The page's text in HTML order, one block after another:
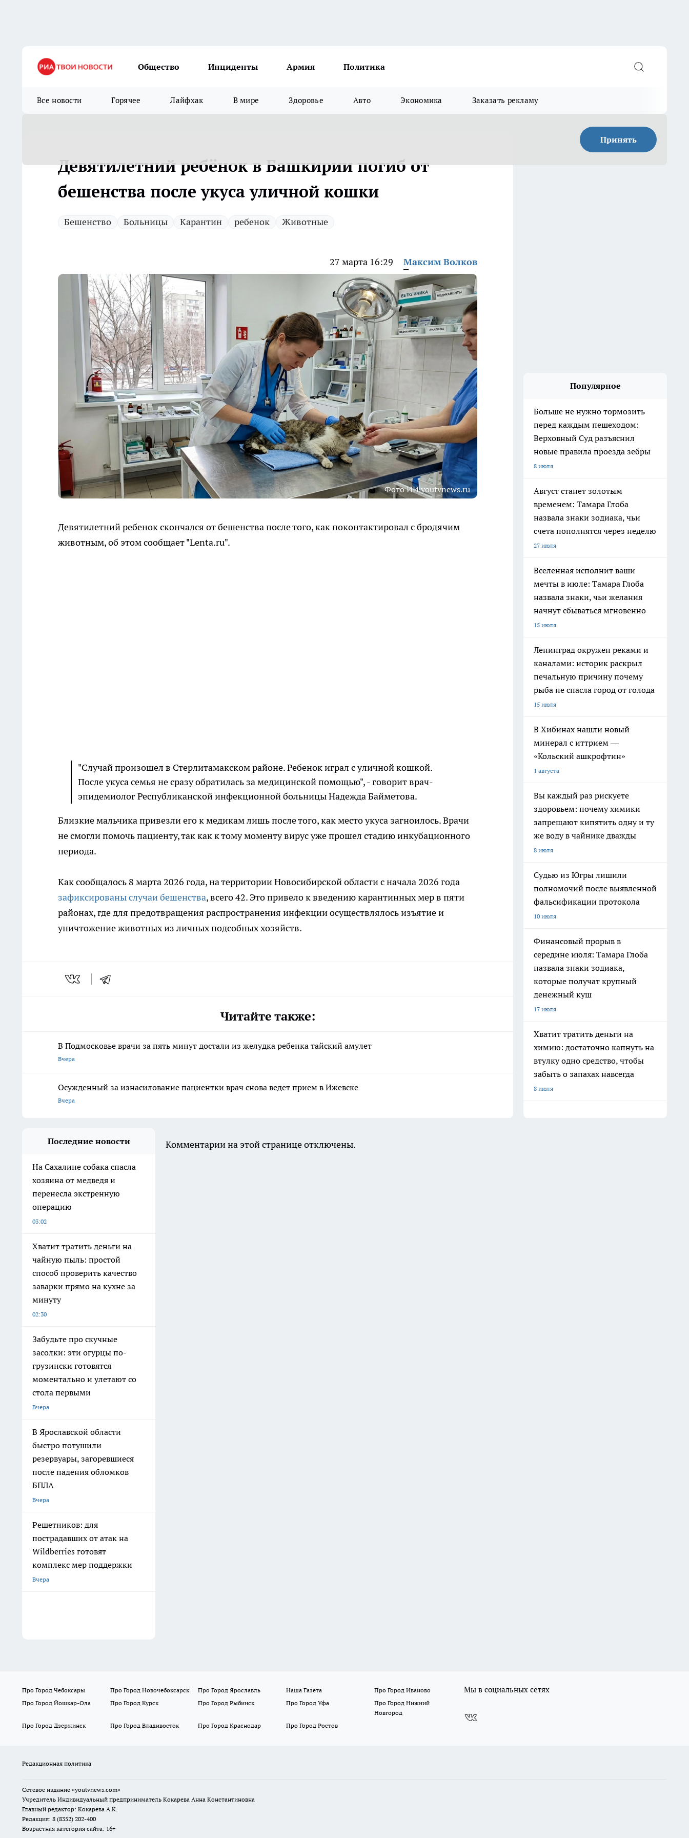
Общество Инциденты Армия Политика
Все новости Горячее Лайфхак В мире Здоровье Авто Экономика Заказать рекламу
Принять
Девятилетний ребёнок в Башкирии погиб от
бешенства после укуса уличной кошки
Бешенство Больницы Карантин ребенок Животные
27 марта 16:29 Максим Волков
Фото ИИ youtvnews.ru
Девятилетний ребенок скончался от бешенства после того, как поконтактировал с бродячим
животным, об этом сообщает "Lenta.ru".
"Случай произошел в Стерлитамакском районе. Ребенок играл с уличной кошкой.
После укуса семья не сразу обратилась за медицинской помощью", - говорит врач-
эпидемиолог Республиканской инфекционной больницы Надежда Байметова.
Близкие мальчика привезли его к медикам лишь после того, как место укуса загноилось. Врачи
не смогли помочь пациенту, так как к тому моменту вирус уже прошел стадию инкубационного
периода.
Как сообщалось 8 марта 2026 года, на территории Новосибирской области с начала 2026 года
зафиксированы случаи бешенства, всего 42. Это привело к введению карантинных мер в пяти
районах, где для предотвращения распространения инфекции осуществлялось изъятие и
уничтожение животных из личных подсобных хозяйств.
Читайте также:
В Подмосковье врачи за пять минут достали из желудка ребенка тайский амулет
Вчера
Осужденный за изнасилование пациентки врач снова ведет прием в Ижевске
Вчера
Популярное
Больше не нужно тормозить
перед каждым пешеходом:
Верховный Суд разъяснил
новые правила проезда зебры
8 июля
Август станет золотым
временем: Тамара Глоба
назвала знаки зодиака, чьи
счета пополнятся через неделю
27 июля
Вселенная исполнит ваши
мечты в июле: Тамара Глоба
назвала знаки, чьи желания
начнут сбываться мгновенно
15 июля
Ленинград окружен реками и
каналами: историк раскрыл
печальную причину почему
рыба не спасла город от голода
15 июля
В Хибинах нашли новый
минерал с иттрием —
«Кольский ашкрофтин»
1 августа
Вы каждый раз рискуете
здоровьем: почему химики
запрещают кипятить одну и ту
же воду в чайнике дважды
8 июля
Судью из Югры лишили
полномочий после выявленной
фальсификации протокола
10 июля
Финансовый прорыв в
середине июля: Тамара Глоба
назвала знаки зодиака,
которые получат крупный
денежный куш
17 июля
Хватит тратить деньги на
химию: достаточно капнуть на
втулку одно средство, чтобы
забыть о запахах навсегда
8 июля
Последние новости
На Сахалине собака спасла
хозяина от медведя и
перенесла экстренную
операцию
03:02
Хватит тратить деньги на
чайную пыль: простой
способ проверить качество
заварки прямо на кухне за
минуту
02:30
Забудьте про скучные
засолки: эти огурцы по-
грузински готовятся
моментально и улетают со
стола первыми
Вчера
В Ярославской области
быстро потушили
резервуары, загоревшиеся
после падения обломков
БПЛА
Вчера
Решетников: для
пострадавших от атак на
Wildberries готовят
комплекс мер поддержки
Вчера
Комментарии на этой странице отключены.
Про Город Чебоксары Про Город Новочебоксарск Про Город Ярославль Наша Газета
Про Город Иваново
Про Город Йошкар-Ола
Про Город Курск Про Город Рыбинск Про Город Уфа
Про Город Нижний
Новгород
Про Город Дзержинск
Про Город Владивосток Про Город Краснодар Про Город Ростов
Мы в социальных сетях
Редакционная политика
Сетевое издание «youtvnews.com»
Учредитель Индивидуальный предприниматель Кокарева Анна Константиновна
Главный редактор: Кокарева А.К.
Редакция: 8 (8352) 202-400
Возрастная категория сайта: 16+